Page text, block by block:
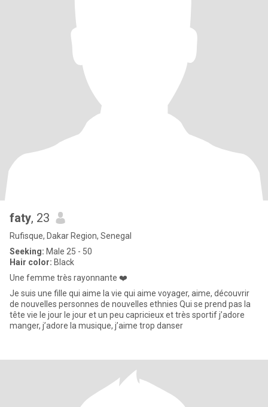
faty, 23
Rufisque, Dakar Region, Senegal
Seeking: Male 25 - 50
Hair color: Black
Une femme très rayonnante ❤️
Je suis une fille qui aime la vie qui aime voyager, aime, découvrir
de nouvelles personnes de nouvelles ethnies Qui se prend pas la
tête vie le jour le jour et un peu capricieux et très sportif j’adore
manger, j’adore la musique, j’aime trop danser